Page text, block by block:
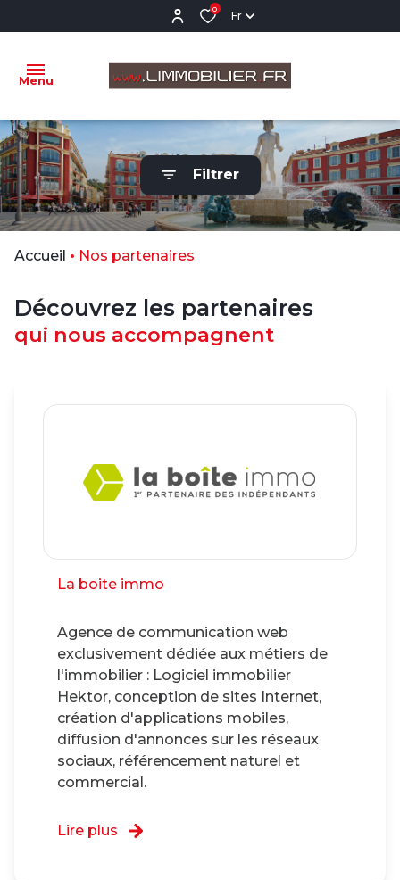
0
Fr
Menu
ACCUEIL
VENTES
LOCATIONS
VENTES
NOTRE
AGENCE
NOUS
Filtrer
Accueil Nos partenaires
Découvrez les partenaires
qui nous accompagnent
La boite immo
Agence de communication web
exclusivement dédiée aux métiers de
l'immobilier : Logiciel immobilier
Hektor, conception de sites Internet,
création d'applications mobiles,
diffusion d'annonces sur les réseaux
sociaux, référencement naturel et
commercial.
Lire plus